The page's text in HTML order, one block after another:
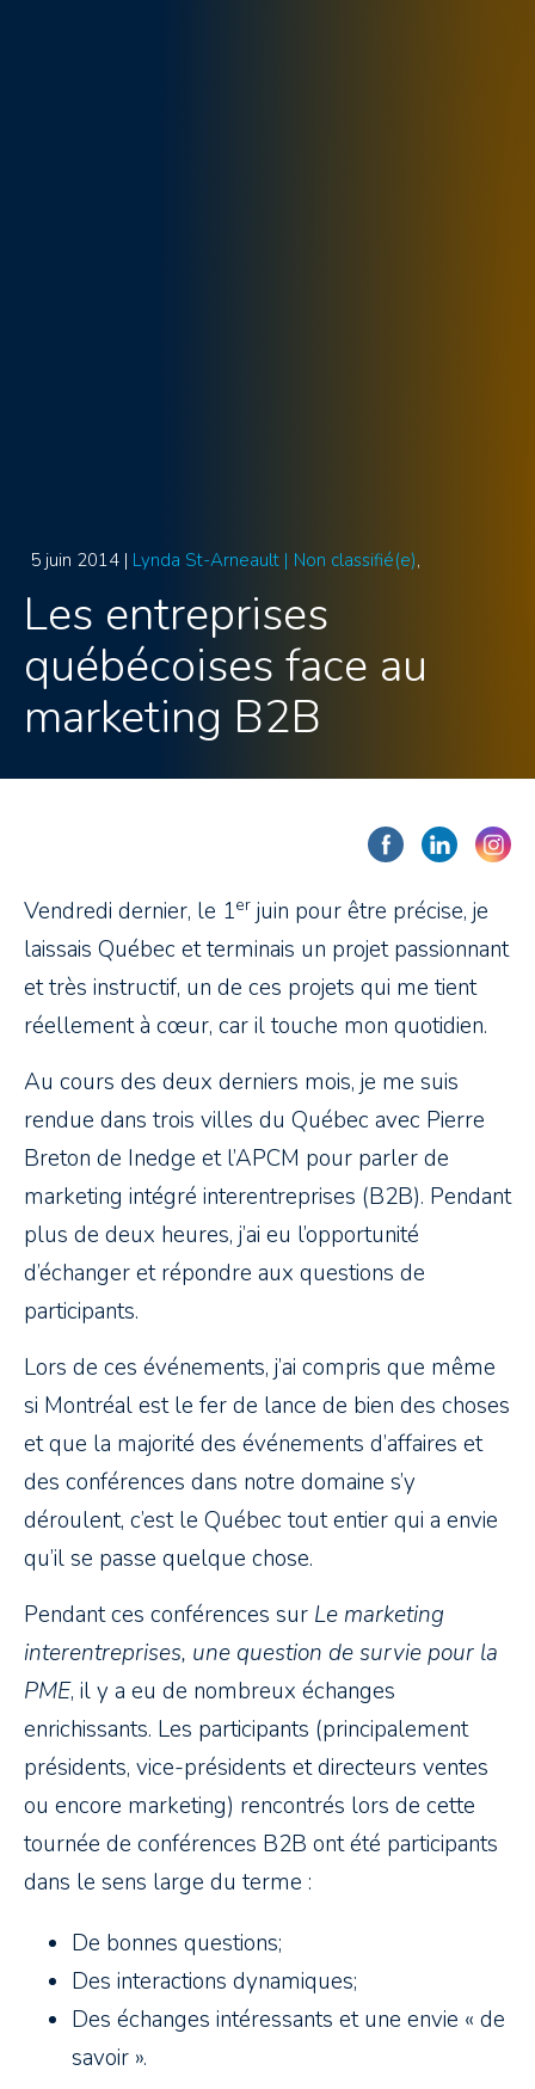
5 juin 2014 | Lynda St-Arneault | Non classifié(e)
Les entreprises
québécoises face au
marketing B2B
Vendredi dernier, le 1er juin pour être précise, je
laissais Québec et terminais un projet passionnant
et très instructif, un de ces projets qui me tient
réellement à cœur, car il touche mon quotidien.
Au cours des deux derniers mois, je me suis
rendue dans trois villes du Québec avec Pierre
Breton de Inedge et l’APCM pour parler de
marketing intégré interentreprises (B2B). Pendant
plus de deux heures, j’ai eu l’opportunité
d’échanger et répondre aux questions de
participants.
Lors de ces événements, j’ai compris que même
si Montréal est le fer de lance de bien des choses
et que la majorité des événements d’affaires et
des conférences dans notre domaine s’y
déroulent, c’est le Québec tout entier qui a envie
qu’il se passe quelque chose.
Pendant ces conférences sur Le marketing
interentreprises, une question de survie pour la
PME, il y a eu de nombreux échanges
enrichissants. Les participants (principalement
présidents, vice-présidents et directeurs ventes
ou encore marketing) rencontrés lors de cette
tournée de conférences B2B ont été participants
dans le sens large du terme :
De bonnes questions;
Des interactions dynamiques;
Des échanges intéressants et une envie « de
savoir ».